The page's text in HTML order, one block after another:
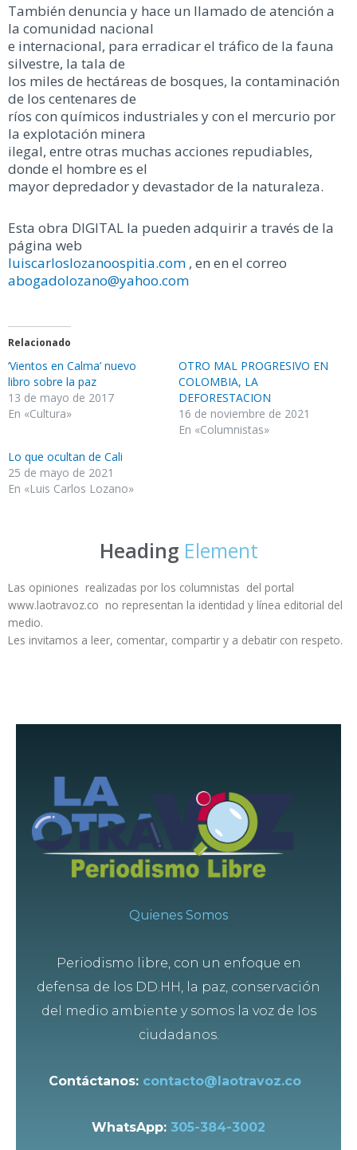
También denuncia y hace un llamado de atención a
la comunidad nacional
e internacional, para erradicar el tráfico de la fauna
silvestre, la tala de
los miles de hectáreas de bosques, la contaminación
de los centenares de
ríos con químicos industriales y con el mercurio por
la explotación minera
ilegal, entre otras muchas acciones repudiables,
donde el hombre es el
mayor depredador y devastador de la naturaleza.
Esta obra DIGITAL la pueden adquirir a través de la
página web
luiscarloslozanoospitia.com , en en el correo
abogadolozano@yahoo.com
Relacionado
‘Vientos en Calma’ nuevo
libro sobre la paz
13 de mayo de 2017
En «Cultura»
OTRO MAL PROGRESIVO EN
COLOMBIA, LA
DEFORESTACION
16 de noviembre de 2021
En «Columnistas»
Lo que ocultan de Cali
25 de mayo de 2021
En «Luis Carlos Lozano»
Heading Element
Las opiniones realizadas por los columnistas del portal
www.laotravoz.co no representan la identidad y línea editorial del
medio.
Les invitamos a leer, comentar, compartir y a debatir con respeto.
Quienes Somos
Periodismo libre, con un enfoque en
defensa de los DD.HH, la paz, conservación
del medio ambiente y somos la voz de los
ciudadanos.
Contáctanos: contacto@laotravoz.co
WhatsApp: 305-384-3002